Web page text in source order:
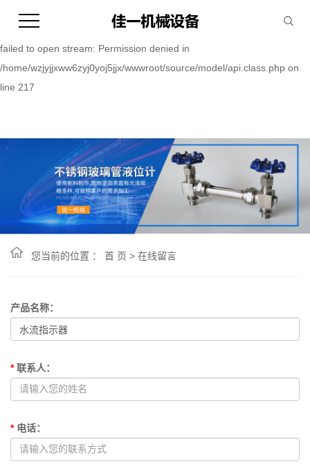
file_put_contents(/home/wzjyjjxww6zyj0yoj5jjx/wwwroot/source/
failed to open stream: Permission denied in
/home/wzjyjjxww6zyj0yoj5jjx/wwwroot/source/model/api.class.php on
line 217
您当前的位置 ： 首 页 > 在线留言
产品名称：
* 联系人：
* 电话：